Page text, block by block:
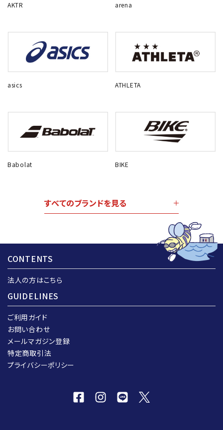
AKTR arena
asics ATHLETA
Babolat BIKE
すべてのブランドを見る
CONTENTS
法人の方はこちら
GUIDELINES
ご利用ガイド
お問い合わせ
メールマガジン登録
特定商取引法
プライバシーポリシー